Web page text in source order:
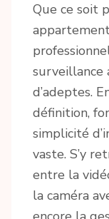
Que ce soit
d’adeptes.
définition,
simplicité
vaste. S’y
entre la
la caméra